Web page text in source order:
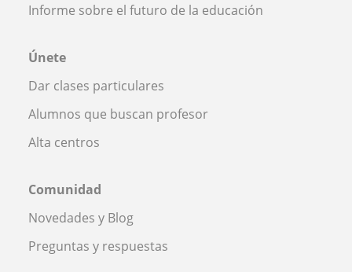
Informe sobre el futuro de la educación
Únete
Dar clases particulares
Alumnos que buscan profesor
Alta centros
Comunidad
Novedades y Blog
Preguntas y respuestas